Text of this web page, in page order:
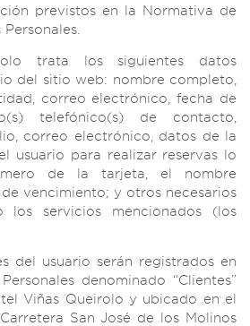
previstos en la Normativa de
trata los siguientes datos
del sitio web: nombre completo,
correo electrónico, fecha de
telefónico(s) de contacto,
correo electrónico, datos de la
usuario para realizar reservas lo
de la tarjeta, el nombre
vencimiento; y otros necesarios
servicios mencionados (los
del usuario serán registrados en
denominado “Clientes”
Viñas Queirolo y ubicado en el
San José de los Molinos